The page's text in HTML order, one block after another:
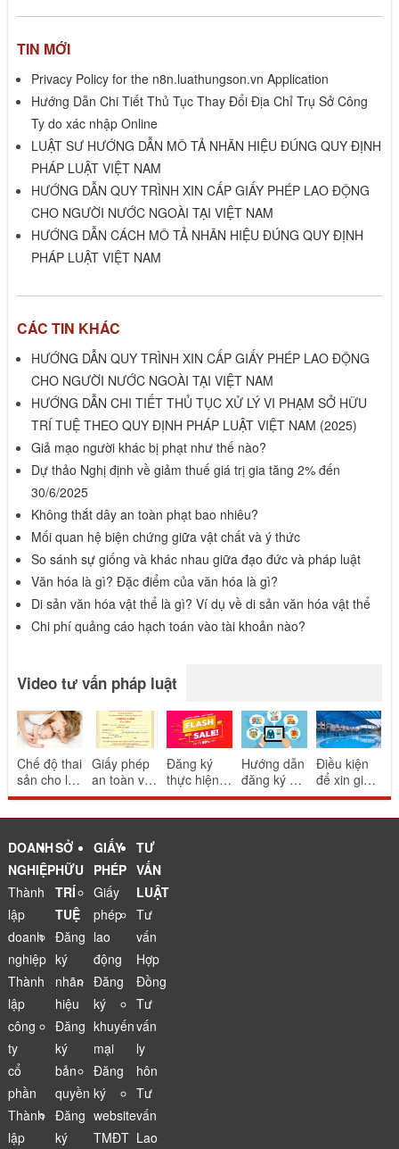
TIN MỚI
Privacy Policy for the n8n.luathungson.vn Application
Hướng Dẫn Chi Tiết Thủ Tục Thay Đổi Địa Chỉ Trụ Sở Công
Ty do xác nhập Online
LUẬT SƯ HƯỚNG DẪN MÔ TẢ NHÃN HIỆU ĐÚNG QUY ĐỊNH
PHÁP LUẬT VIỆT NAM
HƯỚNG DẪN QUY TRÌNH XIN CẤP GIẤY PHÉP LAO ĐỘNG
CHO NGƯỜI NƯỚC NGOÀI TẠI VIỆT NAM
HƯỚNG DẪN CÁCH MÔ TẢ NHÃN HIỆU ĐÚNG QUY ĐỊNH
PHÁP LUẬT VIỆT NAM
CÁC TIN KHÁC
HƯỚNG DẪN QUY TRÌNH XIN CẤP GIẤY PHÉP LAO ĐỘNG
CHO NGƯỜI NƯỚC NGOÀI TẠI VIỆT NAM
HƯỚNG DẪN CHI TIẾT THỦ TỤC XỬ LÝ VI PHẠM SỞ HỮU
TRÍ TUỆ THEO QUY ĐỊNH PHÁP LUẬT VIỆT NAM (2025)
Giả mạo người khác bị phạt như thế nào?
Dự thảo Nghị định về giảm thuế giá trị gia tăng 2% đến
30/6/2025
Không thắt dây an toàn phạt bao nhiêu?
Mối quan hệ biện chứng giữa vật chất và ý thức
So sánh sự giống và khác nhau giữa đạo đức và pháp luật
Văn hóa là gì? Đặc điểm của văn hóa là gì?
Di sản văn hóa vật thể là gì? Ví dụ về di sản văn hóa vật thể
Chi phí quảng cáo hạch toán vào tài khoản nào?
Video tư vấn pháp luật
Chế độ thai
sản cho lao
động nữ
Giấy phép
an toàn vệ
sinh thực
ăn uống
Đăng ký
thực hiện
khuyến mại
Hướng dẫn
đăng ký và
thông báo
Điều kiện
để xin giấy
phép bể
DOANH
NGHIỆP
Thành
lập
doanh
nghiệp
Thành
lập
công
ty
cổ
phần
Thành
lập
SỞ
HỮU
TRÍ
TUỆ
Đăng
ký
nhãn
hiệu
Đăng
ký
bản
quyền
Đăng
ký
GIẤY
PHÉP
Giấy
phép
lao
động
Đăng
ký
khuyến
mại
Đăng
ký
website
TMĐT
TƯ
VẤN
LUẬT
Tư
vấn
Hợp
Đồng
Tư
vấn
ly
hôn
Tư
vấn
Lao